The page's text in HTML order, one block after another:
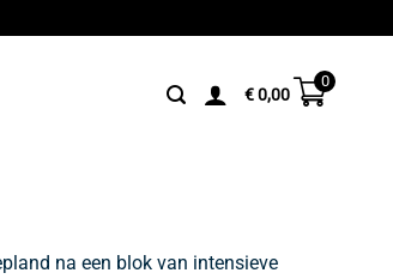
€0,00
0
na een blok van intensieve